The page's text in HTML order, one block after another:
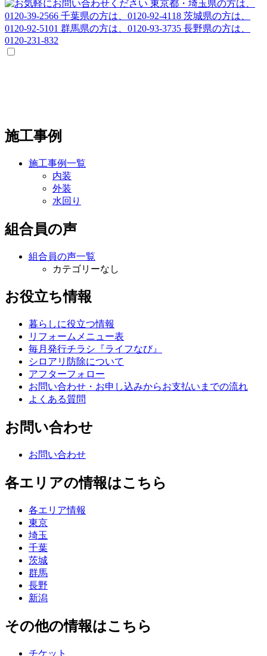
施工事例
施工事例一覧
内装
外装
水回り
組合員の声
組合員の声一覧
カテゴリーなし
お役立ち情報
暮らしに役立つ情報
リフォームメニュー表
毎月発行チラシ『ライフなび』
シロアリ防除について
アフターフォロー
お問い合わせ・お申し込みからお支払いまでの流れ
よくある質問
お問い合わせ
お問い合わせ
各エリアの情報はこちら
各エリア情報
東京
埼玉
千葉
茨城
群馬
長野
新潟
その他の情報はこちら
チケット